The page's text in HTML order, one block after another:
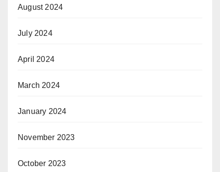
August 2024
July 2024
April 2024
March 2024
January 2024
November 2023
October 2023